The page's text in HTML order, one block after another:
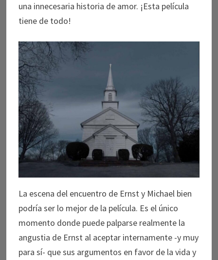
una innecesaria historia de amor. ¡Esta película
tiene de todo!
La escena del encuentro de Ernst y Michael bien
podría ser lo mejor de la película. Es el único
momento donde puede palparse realmente la
angustia de Ernst al aceptar internamente -y muy
para sí- que sus argumentos en favor de la vida y